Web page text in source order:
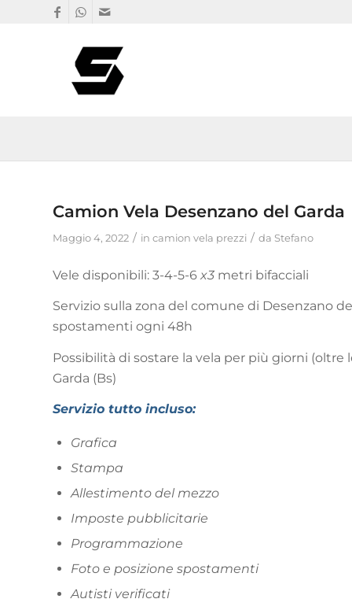
Camion Vela Desenzano del Garda
Maggio 4, 2022 / in camion vela prezzi / da Stefano
Vele disponibili: 3-4-5-6 x3 metri bifacciali
Servizio sulla zona del comune di Desenzano
spostamenti ogni 48h
Possibilità di sostare la vela per più giorni
Garda (Bs)
Servizio tutto incluso:
Grafica
Stampa
Allestimento del mezzo
Imposte pubblicitarie
Programmazione
Foto e posizione spostamenti
Autisti verificati